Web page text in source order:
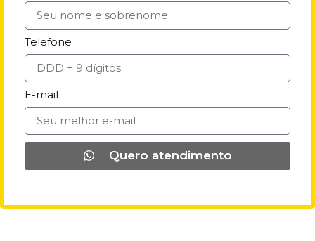
Telefone
E-mail
Quero atendimento